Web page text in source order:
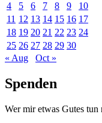
4
5 6 7 8 9
10
11 12 13 14 15 16 17
18 19 20 21 22 23 24
25 26 27 28 29 30
« Aug
Oct »
Spenden
Wer mir etwas Gutes tun